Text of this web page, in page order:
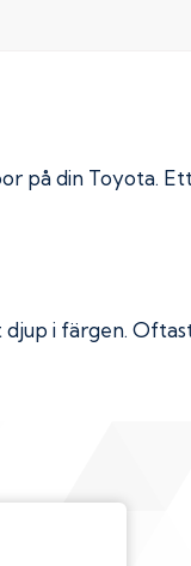
på din Toyota. Ett
i färgen.